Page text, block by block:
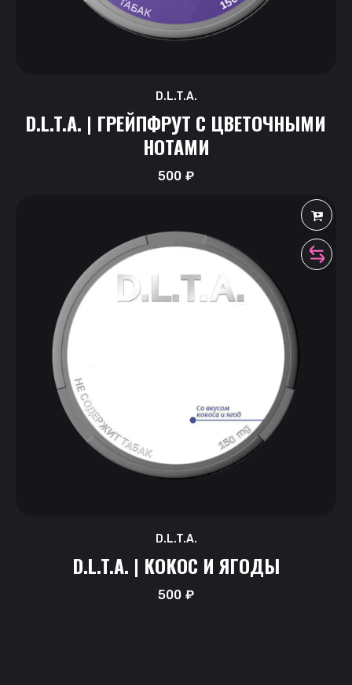
D.L.T.A.
D.L.T.A. | ГРЕЙПФРУТ С ЦВЕТОЧНЫМИ
НОТАМИ
500₽
D.L.T.A.
D.L.T.A. | КОКОС И ЯГОДЫ
500₽